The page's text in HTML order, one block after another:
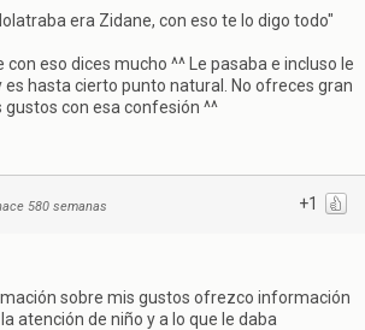
era Zidane, con eso te lo digo todo"
eso dices mucho ^^ Le pasaba e incluso le
hasta cierto punto natural. No ofreces gran
con esa confesión ^^
+1
580 semanas
sobre mis gustos ofrezco información
atención de niño y a lo que le daba